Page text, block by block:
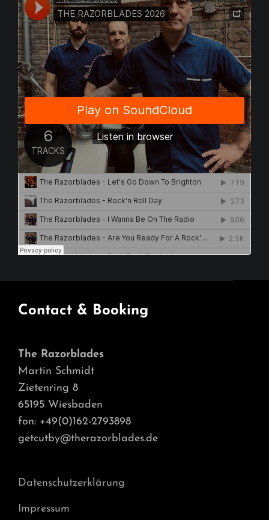
Contact & Booking
The Razorblades
Martin Schmidt
Zietenring 8
65195 Wiesbaden
fon: +49(0)162-2793898
getcutby@therazorblades.de
Datenschutzerklärung
Impressum